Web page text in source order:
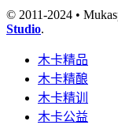
© 2011-2024 •
Studio.
木卡精品
木卡精酿
木卡精训
木卡公益